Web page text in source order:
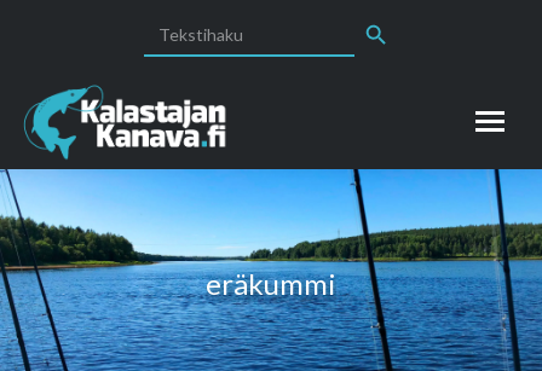
for:
eräkummi